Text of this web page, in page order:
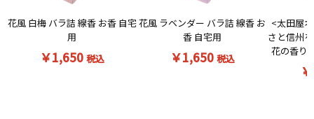
花風 白梅 バラ詰 線香 お香 自宅
用
￥1,650 税込
花風 ラベンダー バラ詰 線香 お
香 自宅用
￥1,650 税込
<太田屋
さと信州
花の香り